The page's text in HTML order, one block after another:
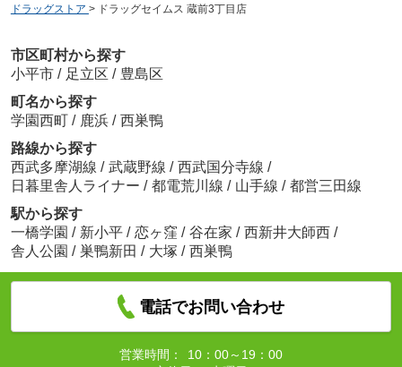
ドラッグストア > ドラッグセイムス 蔵前3丁目店
市区町村から探す
小平市 / 足立区 / 豊島区
町名から探す
学園西町 / 鹿浜 / 西巣鴨
路線から探す
西武多摩湖線 / 武蔵野線 / 西武国分寺線 /
日暮里舎人ライナー / 都電荒川線 / 山手線 / 都営三田線
駅から探す
一橋学園 / 新小平 / 恋ヶ窪 / 谷在家 / 西新井大師西 /
舎人公園 / 巣鴨新田 / 大塚 / 西巣鴨
電話でお問い合わせ
営業時間：
10：00～19：00